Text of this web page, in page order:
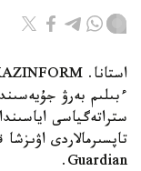
ءبىلىم بەرۋ
ستراتەگياسى
Guardian.